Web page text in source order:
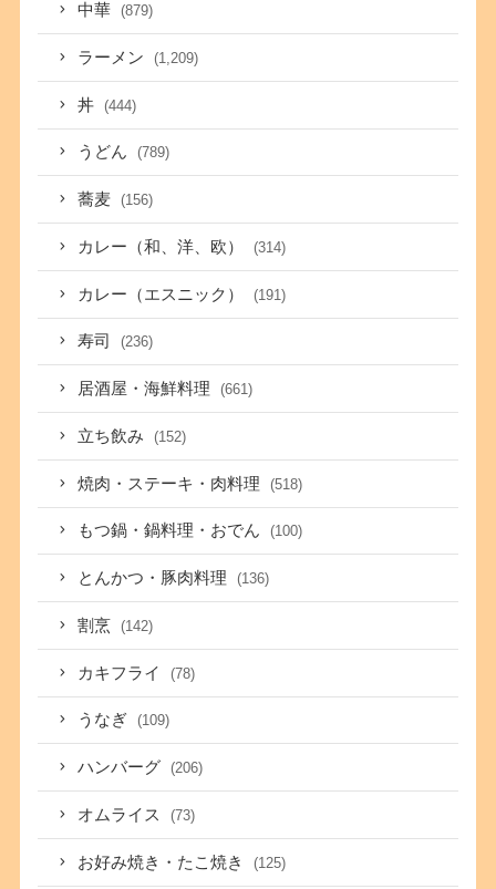
中華 (879)
ラーメン (1,209)
丼 (444)
うどん (789)
蕎麦 (156)
カレー（和、洋、欧） (314)
カレー（エスニック） (191)
寿司 (236)
居酒屋・海鮮料理 (661)
立ち飲み (152)
焼肉・ステーキ・肉料理 (518)
もつ鍋・鍋料理・おでん (100)
とんかつ・豚肉料理 (136)
割烹 (142)
カキフライ (78)
うなぎ (109)
ハンバーグ (206)
オムライス (73)
お好み焼き・たこ焼き (125)